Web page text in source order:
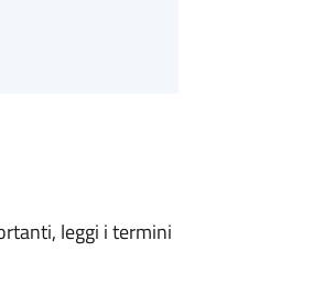
leggi i termini